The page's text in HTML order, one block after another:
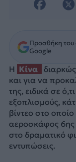
Προσθήκη του
Google
Η Κίνα
και για να
της, ειδικά σε
εξοπλισμούς,
βίντεο στο
αεροσκάφος 6ης
στο δραματικό
εντυπώσεις.